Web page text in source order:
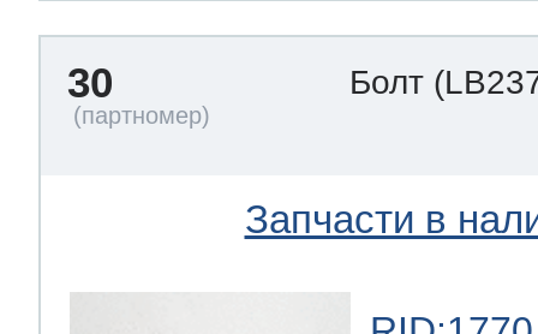
30 Болт
Запчасти в